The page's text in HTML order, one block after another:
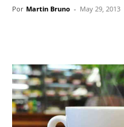
Por Martin Bruno - May 29, 2013